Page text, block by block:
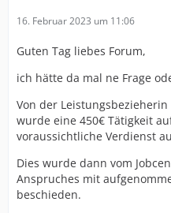
16. Februar 2023 um 11:06
Guten Tag liebes Forum,
ich hätte da mal ne Frage
Von der
wurde eine 450€ Tätigkeit
voraussichtliche Verdienst
Dies wurde dann vom
Anspruches mit
beschieden.